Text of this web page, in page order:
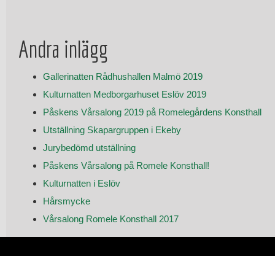
Andra inlägg
Gallerinatten Rådhushallen Malmö 2019
Kulturnatten Medborgarhuset Eslöv 2019
Påskens Vårsalong 2019 på Romelegårdens Konsthall
Utställning Skapargruppen i Ekeby
Jurybedömd utställning
Påskens Vårsalong på Romele Konsthall!
Kulturnatten i Eslöv
Hårsmycke
Vårsalong Romele Konsthall 2017